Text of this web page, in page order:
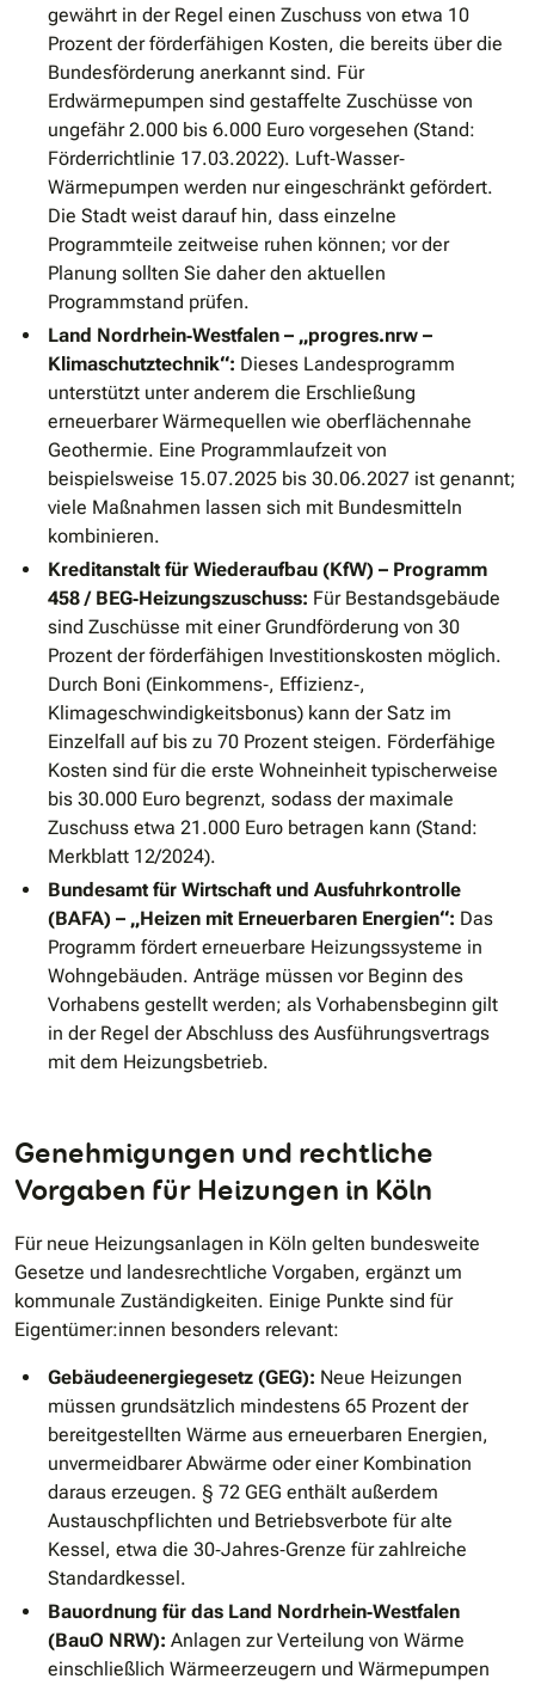
gewährt in der Regel einen Zuschuss von etwa 10
Prozent der förderfähigen Kosten, die bereits über die
Bundesförderung anerkannt sind. Für
Erdwärmepumpen sind gestaffelte Zuschüsse von
ungefähr 2.000 bis 6.000 Euro vorgesehen (Stand:
Förderrichtlinie 17.03.2022). Luft‐Wasser‐
Wärmepumpen werden nur eingeschränkt gefördert.
Die Stadt weist darauf hin, dass einzelne
Programmteile zeitweise ruhen können; vor der
Planung sollten Sie daher den aktuellen
Programmstand prüfen.
Land Nordrhein‐Westfalen – „progres.nrw –
Klimaschutztechnik“: Dieses Landesprogramm
unterstützt unter anderem die Erschließung
erneuerbarer Wärmequellen wie oberflächennahe
Geothermie. Eine Programmlaufzeit von
beispielsweise 15.07.2025 bis 30.06.2027 ist genannt;
viele Maßnahmen lassen sich mit Bundesmitteln
kombinieren.
Kreditanstalt für Wiederaufbau (KfW) – Programm
458 / BEG‐Heizungszuschuss: Für Bestandsgebäude
sind Zuschüsse mit einer Grundförderung von 30
Prozent der förderfähigen Investitionskosten möglich.
Durch Boni (Einkommens‐, Effizienz‐,
Klimageschwindigkeitsbonus) kann der Satz im
Einzelfall auf bis zu 70 Prozent steigen. Förderfähige
Kosten sind für die erste Wohneinheit typischerweise
bis 30.000 Euro begrenzt, sodass der maximale
Zuschuss etwa 21.000 Euro betragen kann (Stand:
Merkblatt 12/2024).
Bundesamt für Wirtschaft und Ausfuhrkontrolle
(BAFA) – „Heizen mit Erneuerbaren Energien“: Das
Programm fördert erneuerbare Heizungssysteme in
Wohngebäuden. Anträge müssen vor Beginn des
Vorhabens gestellt werden; als Vorhabensbeginn gilt
in der Regel der Abschluss des Ausführungsvertrags
mit dem Heizungsbetrieb.
Genehmigungen und rechtliche
Vorgaben für Heizungen in Köln
Für neue Heizungsanlagen in Köln gelten bundesweite
Gesetze und landesrechtliche Vorgaben, ergänzt um
kommunale Zuständigkeiten. Einige Punkte sind für
Eigentümer:innen besonders relevant:
Gebäudeenergiegesetz (GEG): Neue Heizungen
müssen grundsätzlich mindestens 65 Prozent der
bereitgestellten Wärme aus erneuerbaren Energien,
unvermeidbarer Abwärme oder einer Kombination
daraus erzeugen. § 72 GEG enthält außerdem
Austauschpflichten und Betriebsverbote für alte
Kessel, etwa die 30‐Jahres‐Grenze für zahlreiche
Standardkessel.
Bauordnung für das Land Nordrhein‐Westfalen
(BauO NRW): Anlagen zur Verteilung von Wärme
einschließlich Wärmeerzeugern und Wärmepumpen